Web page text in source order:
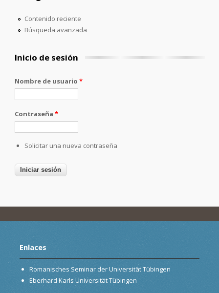
Contenido reciente
Búsqueda avanzada
Inicio de sesión
Nombre de usuario *
Contraseña *
Solicitar una nueva contraseña
Enlaces
Romanisches Seminar der Universität Tübingen
Eberhard Karls Universität Tübingen